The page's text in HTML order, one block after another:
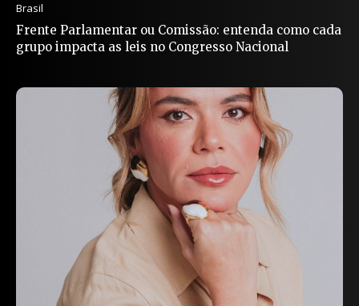
Brasil
Frente Parlamentar ou Comissão: entenda como cada
grupo impacta as leis no Congresso Nacional